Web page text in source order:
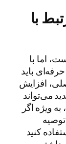
با
اما با
باید
افزایش
می‌تواند
ویژه اگر
کنید